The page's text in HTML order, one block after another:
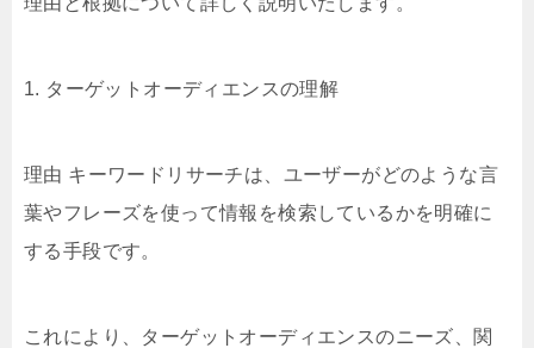
1. ターゲットオーディエンスの理解
理由 キーワードリサーチは、ユーザーがどのような言
葉やフレーズを使って情報を検索しているかを明確に
する手段です。
これにより、ターゲットオーディエンスのニーズ、関